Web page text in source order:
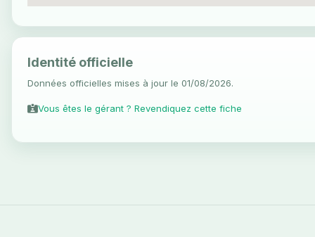
Identité officielle
Données officielles mises à jour le 01/08/2026.
Vous êtes le gérant ? Revendiquez cette fiche